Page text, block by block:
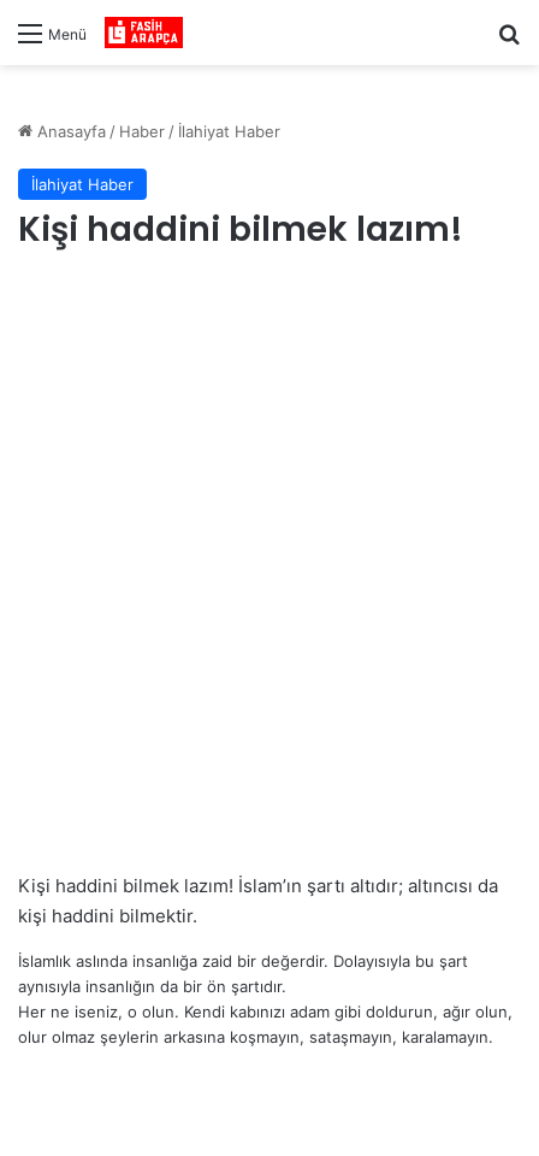
Menü
Anasayfa / Haber / İlahiyat Haber
İlahiyat Haber
Kişi haddini bilmek lazım!
Kişi haddini bilmek lazım! İslam’ın şartı altıdır; altıncısı da
kişi haddini bilmektir.
İslamlık aslında insanlığa zaid bir değerdir. Dolayısıyla bu şart
aynısıyla insanlığın da bir ön şartıdır.
Her ne iseniz, o olun. Kendi kabınızı adam gibi doldurun, ağır olun,
olur olmaz şeylerin arkasına koşmayın, sataşmayın, karalamayın.